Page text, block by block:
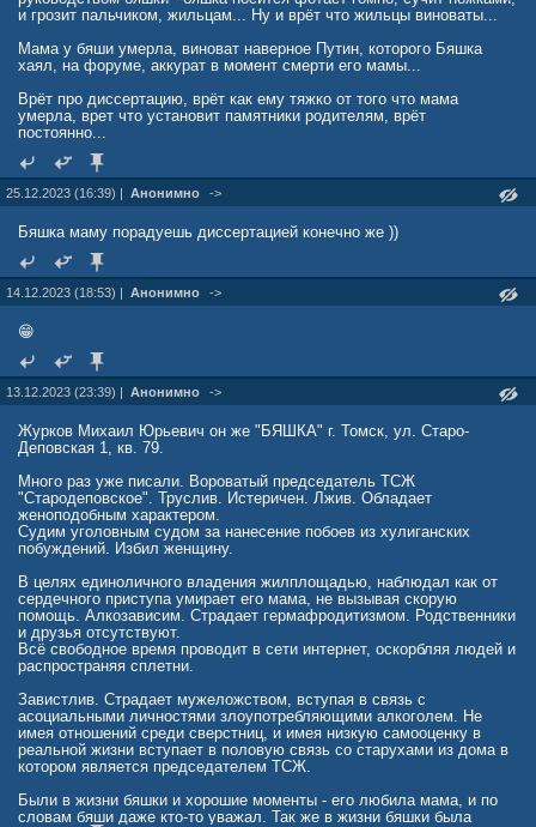
и грозит пальчиком, жильцам... Ну и врёт что жильцы виноваты...
Мама у бяши умерла, виноват наверное Путин, которого Бяшка
хаял, на форуме, аккурат в момент смерти его мамы...
Врёт про диссертацию, врёт как ему тяжко от того что мама
умерла, врет что установит памятники родителям, врёт
постоянно...
25.12.2023 (16:39) | Анонимно ->
Бяшка маму порадуешь диссертацией конечно же ))
14.12.2023 (18:53) | Анонимно ->
😁
13.12.2023 (23:39) | Анонимно ->
Журков Михаил Юрьевич он же "БЯШКА" г. Томск, ул. Старо-
Деповская 1, кв. 79.
Много раз уже писали. Вороватый председатель ТСЖ
"Стародеповское". Труслив. Истеричен. Лжив. Обладает
женоподобным характером.
Судим уголовным судом за нанесение побоев из хулиганских
побуждений. Избил женщину.
В целях единоличного владения жилплощадью, наблюдал как от
сердечного приступа умирает его мама, не вызывая скорую
помощь. Алкозависим. Страдает гермафродитизмом. Родственники
и друзья отсутствуют.
Всё свободное время проводит в сети интернет, оскорбляя людей и
распространяя сплетни.
Завистлив. Страдает мужеложством, вступая в связь с
асоциальными личностями злоупотребляющими алкоголем. Не
имея отношений среди сверстниц, и имея низкую самооценку в
реальной жизни вступает в половую связь со старухами из дома в
котором является председателем ТСЖ.
Были в жизни бяшки и хорошие моменты - его любила мама, и по
словам бяши даже кто-то уважал. Так же в жизни бяшки была